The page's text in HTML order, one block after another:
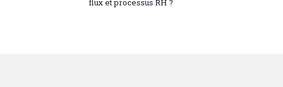
flux et processus RH ?